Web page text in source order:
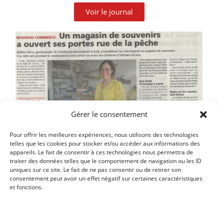
Gérer le consentement
Pour offrir les meilleures expériences, nous utilisons des technologies
telles que les cookies pour stocker et/ou accéder aux informations des
appareils. Le fait de consentir à ces technologies nous permettra de
traiter des données telles que le comportement de navigation ou les ID
uniques sur ce site. Le fait de ne pas consentir ou de retirer son
consentement peut avoir un effet négatif sur certaines caractéristiques
et fonctions.
Voir le journal
Article précédent
POLÉMIQUE AUTOUR DE L’ARRIVÉE DU DIRECTEUR